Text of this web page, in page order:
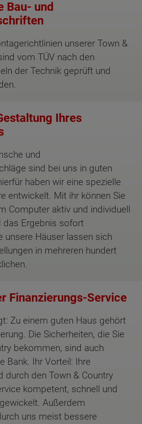
Bau- und
unserer Town &
vom TÜV nach den
der Technik geprüft und
Ihres
und
sind bei uns in guten
haben wir eine spezielle
entwickelt. Mit ihr können Sie
Computer aktiv und individuell
das Ergebnis sofort
unsere Häuser lassen sich
in mehreren hundert
Finanzierungs-Service
Zu einem guten Haus gehört
Die Sicherheiten, die Sie
bekommen, sind auch
Bank. Ihr Vorteil: Ihre
durch den Town & Country
kompetent, schnell und
Außerdem
uns meist bessere